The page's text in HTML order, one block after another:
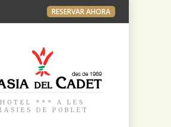
RESERVAR AHORA
HOTEL *** A LES
DE POBLET